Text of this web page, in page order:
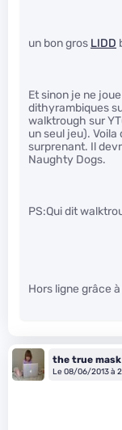
un bon gros LIDD
Et sinon je ne
dithyrambiques
walktrough sur
un seul jeu). Voila
surprenant. Il
Naughty Dogs.
PS:Qui dit
Hors ligne grâce
the true mask
Le 08/06/2013 à